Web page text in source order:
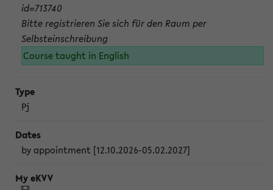
id=713740
Bitte registrieren Sie sich für den Raum per
Selbsteinschreibung
Course taught in English
Pj
by appointment [12.10.2026-05.02.2027]